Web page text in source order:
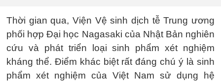
Thời gian qua, Viện Vệ sinh dịch tễ Trung ương
phối hợp Đại học Nagasaki của Nhật Bản nghiên
cứu và phát triển loại sinh phẩm xét nghiệm
kháng thể. Điểm khác biệt rất đáng chú ý là sinh
phẩm xét nghiệm của Việt Nam sử dụng hệ